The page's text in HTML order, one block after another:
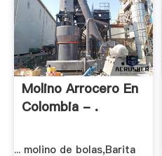
Molino Arrocero En
Colombia - .
... molino de bolas,Barita